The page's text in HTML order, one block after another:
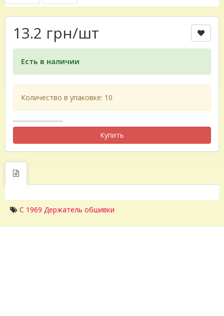
13.2 грн/шт
Есть в наличии
Количество в упаковке: 10
Купить
C 1969 Держатель обшивки